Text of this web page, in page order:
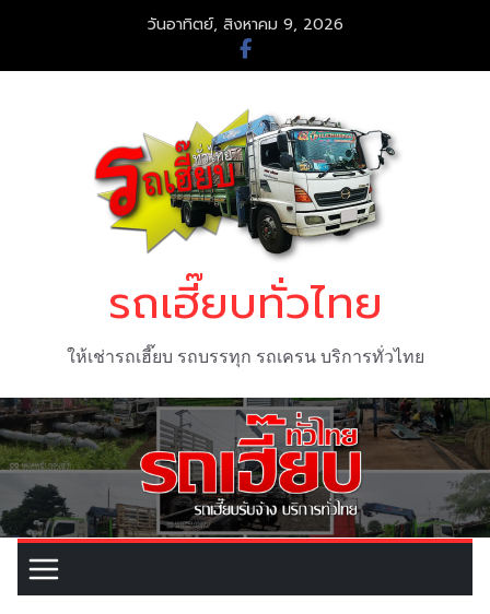
content
วันอาทิตย์, สิงหาคม 9, 2026
รถเฮี๊ยบทั่วไทย
ให้เช่ารถเฮี๊ยบ รถบรรทุก รถเครน บริการทั่วไทย